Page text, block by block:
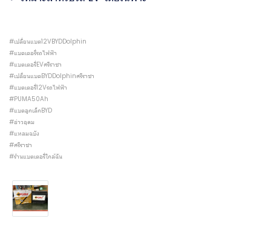
#เปลี่ยนแบต12VBYDDolphin
#แบตเตอรี่รถไฟฟ้า
#แบตเตอรี่EVศรีราชา
#เปลี่ยนแบตBYDDolphinศรีราชา
#แบตเตอรี่12Vรถไฟฟ้า
#PUMA50Ah
#แบตลูกเล็กBYD
#อ่าวอุดม
#แหลมฉบัง
#ศรีราชา
#ร้านแบตเตอรี่ใกล้ฉัน